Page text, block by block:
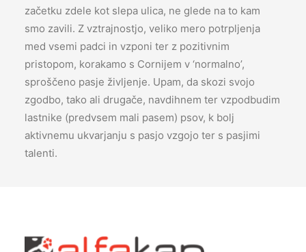
začetku zdele kot slepa ulica, ne glede na to kam
smo zavili. Z vztrajnostjo, veliko mero potrpljenja
med vsemi padci in vzponi ter z pozitivnim
pristopom, korakamo s Cornijem v ‘normalno’,
sproščeno pasje življenje. Upam, da skozi svojo
zgodbo, tako ali drugače, navdihnem ter vzpodbudim
lastnike (predvsem mali pasem) psov, k bolj
aktivnemu ukvarjanju s pasjo vzgojo ter s pasjimi
talenti.